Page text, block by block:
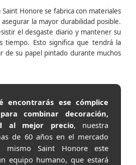
Honore se fabrica con materiales
la mayor durabilidad posible.
el desgaste diario y mantener su
tiempo. Esto significa que tendrá la
de su papel pintado durante muchos
encontrarás ese cómplice
combinar decoración,
al mejor precio, nuestra
de 60 años en el mercado
mismo Saint Honore este
equipo humano, que estará